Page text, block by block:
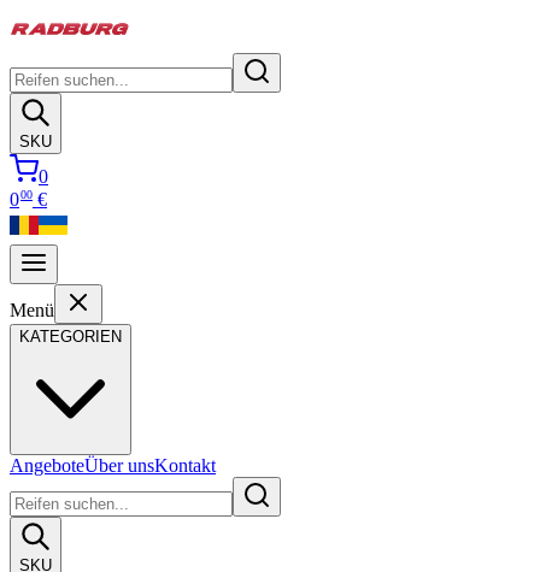
SKU
0
000 €
Menü
KATEGORIEN
AngeboteÜber unsKontakt
SKU